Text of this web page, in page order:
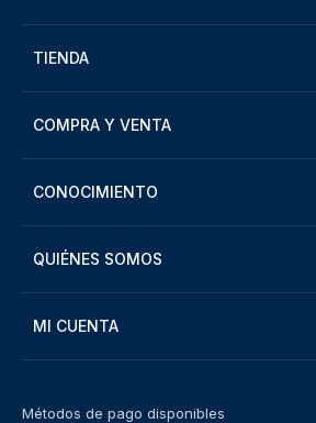
TIENDA
COMPRA Y VENTA
CONOCIMIENTO
QUIÉNES SOMOS
MI CUENTA
Métodos de pago disponibles